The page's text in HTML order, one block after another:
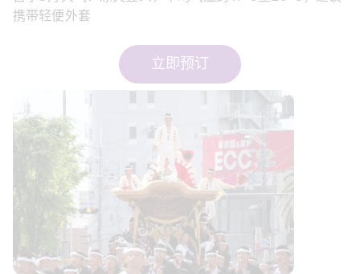
携带轻便外套
立即预订